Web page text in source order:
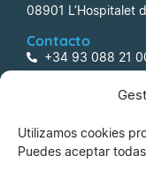
Utilizamos cookies
Puedes aceptar
08901 L’Hospitalet
Contacto
+34 93 088 21
Información
Aviso legal